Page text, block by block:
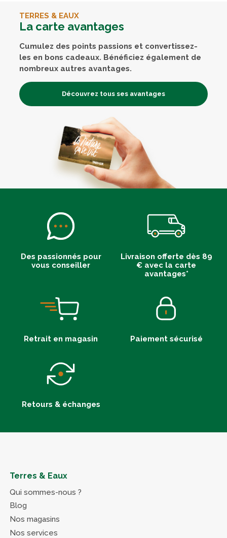
TERRES & EAUX
La carte avantages
Cumulez des points passions et convertissez-
les en bons cadeaux. Bénéficiez également de
nombreux autres avantages.
Découvrez tous ses avantages
Des passionnés pour
vous conseiller
Livraison offerte dès 89
€ avec la carte
avantages*
Retrait en magasin Paiement sécurisé
Retours & échanges
Terres & Eaux
Qui sommes-nous ?
Blog
Nos magasins
Nos services